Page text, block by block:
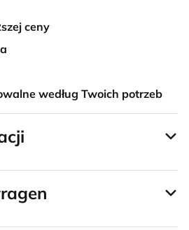
ceny
według Twoich potrzeb